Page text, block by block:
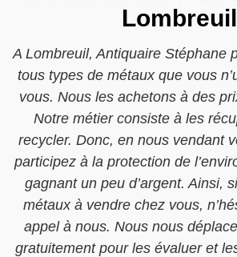
Lombreuil
A Lombreuil, Antiquaire Stéphane
tous types de métaux que vous
vous. Nous les achetons à des
Notre métier consiste à les
recycler. Donc, en nous vendant
participez à la protection de
gagnant un peu d’argent. Ainsi,
métaux à vendre chez vous,
appel à nous. Nous nous
gratuitement pour les évaluer et